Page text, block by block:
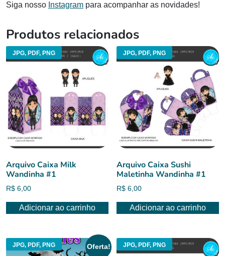
Siga nosso Instagram para acompanhar as novidades!
Produtos relacionados
JPG, PDF, PNG
Arquivo Caixa Milk
Wandinha #1
R$ 6,00
Adicionar ao carrinho
JPG, PDF, PNG
Arquivo Caixa Sushi
Maletinha Wandinha #1
R$ 6,00
Adicionar ao carrinho
JPG, PDF, PNG Oferta! JPG, PDF, PNG